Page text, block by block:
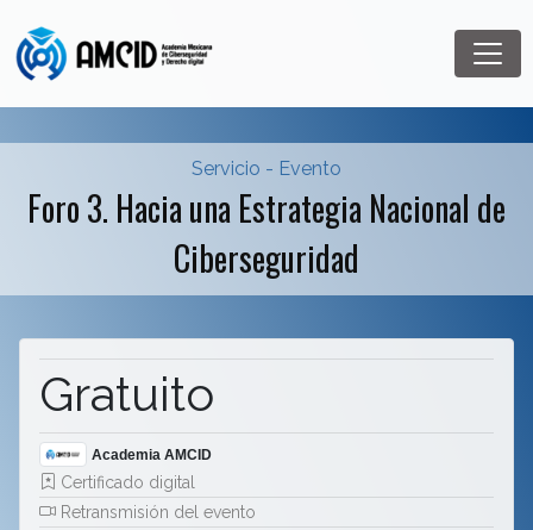
Servicio - Evento
Foro 3. Hacia una Estrategia Nacional de
Ciberseguridad
Gratuito
Academia AMCID
Certificado digital
Retransmisión del evento